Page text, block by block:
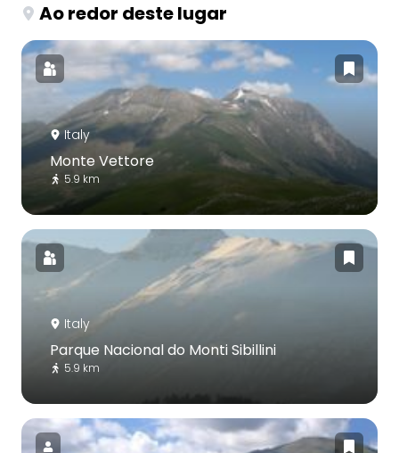
Ao redor deste lugar
Italy
Monte Vettore
5.9 km
Italy
Parque Nacional do Monti Sibillini
5.9 km